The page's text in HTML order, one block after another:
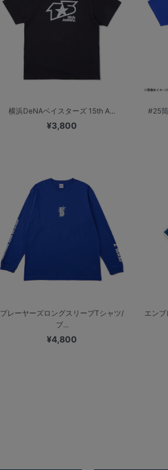
横浜DeNAベイスターズ 15th A...
¥3,800
#25
プレーヤーズロングスリーブTシャツ/
ブ...
¥4,800
エン